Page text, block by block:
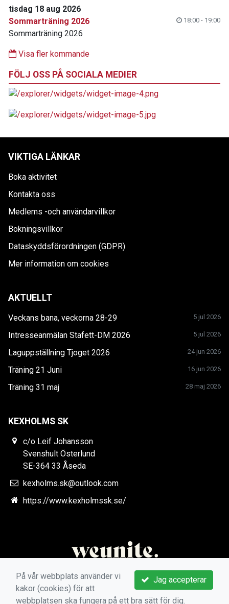
tisdag 18 aug 2026
Sommarträning 2026
18:00 - 19:00
Sommarträning 2026
Visa fler kommande
FÖLJ OSS PÅ SOCIALA MEDIER
VIKTIGA LÄNKAR
Boka aktivitet
Kontakta oss
Medlems -och användarvillkor
Bokningsvillkor
Dataskyddsförordningen (GDPR)
Mer information om cookies
AKTUELLT
Veckans bana, veckorna 28-29 5 jul 2026
Intresseanmälan Stafett-DM 2026 5 jul 2026
Laguppställning Tjoget 2026 24 jun 2026
Träning 21 Juni 16 jun 2026
Träning 31 maj 28 maj 2026
KEXHOLMS SK
c/o Leif Johansson
Svenshult Österlund
SE-364 33 Åseda
kexholms.sk@outlook.com
https://www.kexholmssk.se/
Jag accepterar
På vår webbplats använder vi
kakor (cookies) för att
webbplatsen ska fungera på ett bra sätt för dig.